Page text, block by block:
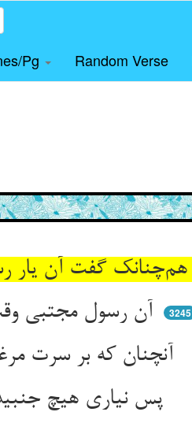
Pg Random Verse
هم‌چنانک گفت آن یار رسول ** چون نبی بر خواندی بر ما فصول
3245
پس نیاری هیچ جنبیدن ز جا ** تا نگیرد مرغ خوب تو هوا